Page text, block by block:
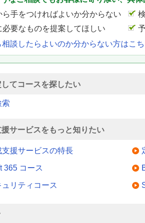
ら手をつければよいか分からない
必要なものを提案してほしい
談したらよいのか分からない方はこち
てコースを探したい
索
援サービスをもっと知りたい
支援サービスの特長
365 コース
リティコース